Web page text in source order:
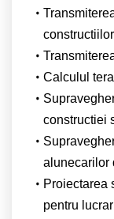
constructiilor
Calculul
constructiei
alunecarilor
Proiectarea
pentru